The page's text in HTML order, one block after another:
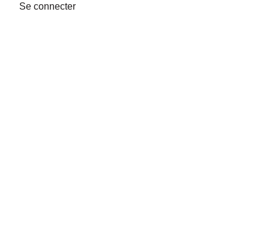
Se connecter